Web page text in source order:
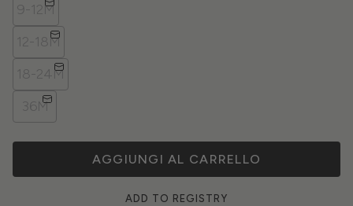
9-12M
12-18M
18-24M
36M
AGGIUNGI AL CARRELLO
ADD TO REGISTRY